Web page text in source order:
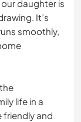
daughter is
It’s
smoothly,
life in a
friendly and